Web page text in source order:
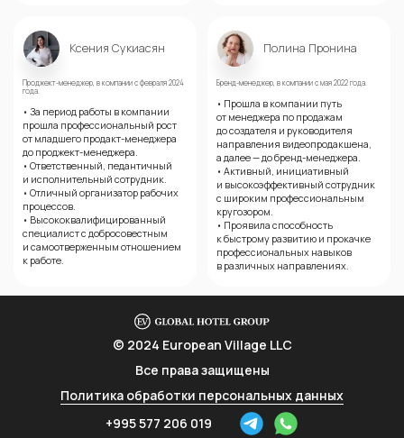
Ксения Сукиасян
Проджект-менеджер , в компании с февраля 2024
года.
• За период работы в компании
прошла профессиональный рост
от младшего продакт-менеджера
до проджект-менеджера.
• Ответственный, педантичный
и исполнительный сотрудник.
• Отличный организатор рабочих
процессов.
• Высококвалифицированный
специалист с добросовестным
и самоотверженным отношением
к работе.
Полина Пронина
Бренд-менеджер , в компании с мая 2022 года.
• Прошла в компании путь
от менеджера по продажам
до создателя и руководителя
направления видеопродакшена,
а далее — добренд-менеджера.
• Активный, инициативный
и высокоэффективный сотрудник
с широким профессиональным
кругозором.
• Проявила способность
к быстрому развитию и прокачке
профессиональных навыков
в различных направлениях.
© 2024 European Village LLC
Все права защищены
Политика обработки персональных данных
+995 577 206 019